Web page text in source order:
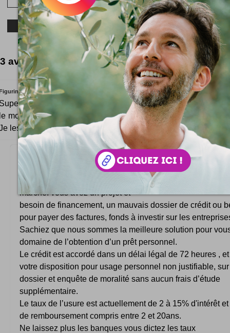
3 avis passionnants
one
ampli, j'ai effectivement eu l'occasion de les tester chez
moins que l'on puisse dire, c'est qu'elles envoient du son et
les recommande !a++
Bonjour,
Nous sommes à votre service pour négocier les taux les
marché. vous avez un projet et
besoin de financement, un mauvais dossier de crédit ou
pour payer des factures, fonds à investir sur les
Sachiez que nous sommes la meilleure solution pour
domaine de l’obtention d’un prêt personnel.
Le crédit est accordé dans un délai légal de 72 heures ,
votre disposition pour usage personnel non justifiable,
dossier et enquête de moralité sans aucun frais d’étude
supplémentaire.
Le taux de l’usure est actuellement de 2 à 15% d'intérêt
de remboursement compris entre 2 et 20ans.
Ne laissez plus les banques vous dictez les taux